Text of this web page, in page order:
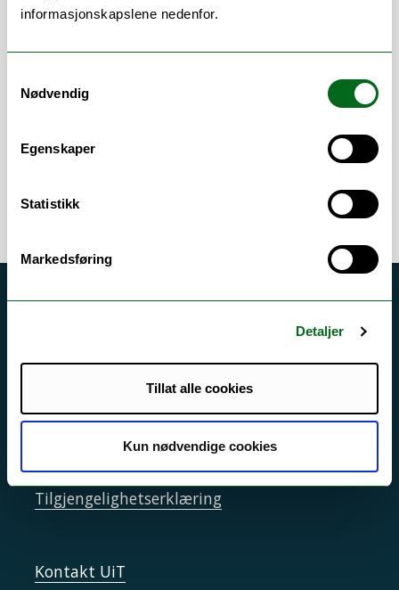
informasjonskapslene nedenfor.
Nødvendig
Egenskaper
Statistikk
Markedsføring
Detaljer
Tillat alle cookies
Kun nødvendige cookies
Stillingsbeskrivelse
fokus på EU. Saksbehandling og
Talent.
Akutt hjelp
Driftsmeldinger
Informasjonskapsler
Tilgjengelighetserklæring
Kontakt UiT